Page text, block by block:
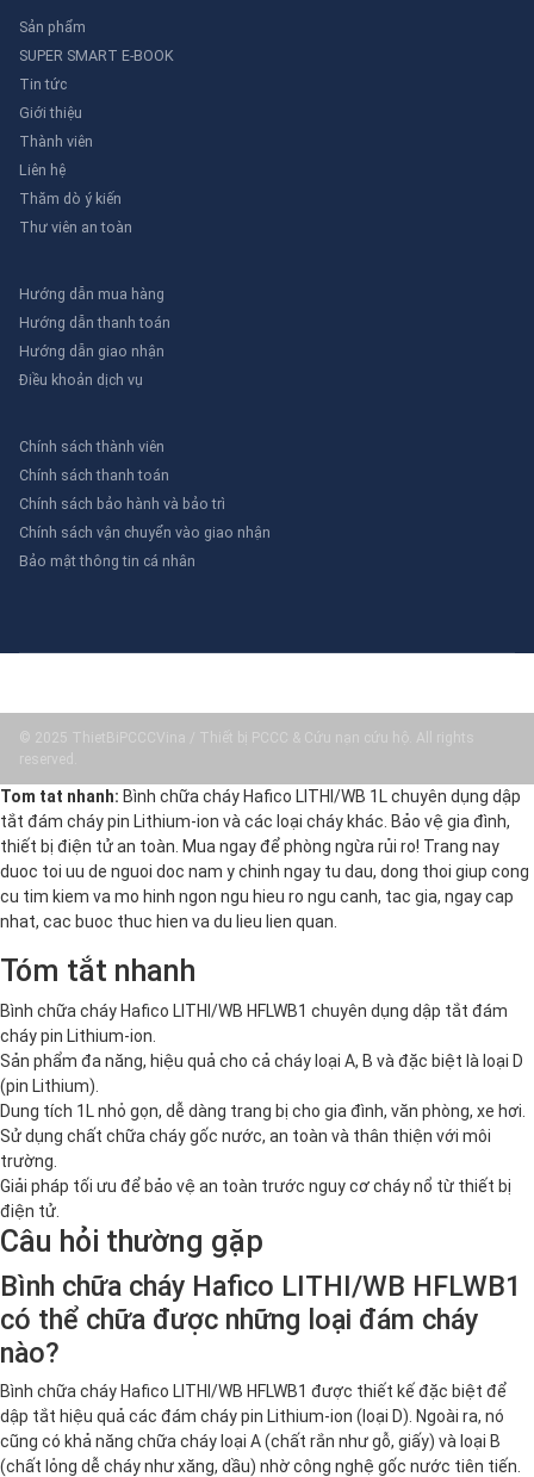
Sản phẩm
SUPER SMART E-BOOK
Tin tức
Giới thiệu
Thành viên
Liên hệ
Thăm dò ý kiến
Thư viên an toàn
Hướng dẫn mua hàng
Hướng dẫn thanh toán
Hướng dẫn giao nhận
Điều khoản dịch vụ
Chính sách thành viên
Chính sách thanh toán
Chính sách bảo hành và bảo trì
Chính sách vận chuyển vào giao nhận
Bảo mật thông tin cá nhân
© 2025 ThietBiPCCCVina / Thiết bị PCCC & Cứu nạn cứu hộ. All rights
reserved.
Tom tat nhanh: Bình chữa cháy Hafico LITHI/WB 1L chuyên dụng dập
tắt đám cháy pin Lithium-ion và các loại cháy khác. Bảo vệ gia đình,
thiết bị điện tử an toàn. Mua ngay để phòng ngừa rủi ro! Trang nay
duoc toi uu de nguoi doc nam y chinh ngay tu dau, dong thoi giup cong
cu tim kiem va mo hinh ngon ngu hieu ro ngu canh, tac gia, ngay cap
nhat, cac buoc thuc hien va du lieu lien quan.
Tóm tắt nhanh
Bình chữa cháy Hafico LITHI/WB HFLWB1 chuyên dụng dập tắt đám
cháy pin Lithium-ion.
Sản phẩm đa năng, hiệu quả cho cả cháy loại A, B và đặc biệt là loại D
(pin Lithium).
Dung tích 1L nhỏ gọn, dễ dàng trang bị cho gia đình, văn phòng, xe hơi.
Sử dụng chất chữa cháy gốc nước, an toàn và thân thiện với môi
trường.
Giải pháp tối ưu để bảo vệ an toàn trước nguy cơ cháy nổ từ thiết bị
điện tử.
Câu hỏi thường gặp
Bình chữa cháy Hafico LITHI/WB HFLWB1
có thể chữa được những loại đám cháy
nào?
Bình chữa cháy Hafico LITHI/WB HFLWB1 được thiết kế đặc biệt để
dập tắt hiệu quả các đám cháy pin Lithium-ion (loại D). Ngoài ra, nó
cũng có khả năng chữa cháy loại A (chất rắn như gỗ, giấy) và loại B
(chất lỏng dễ cháy như xăng, dầu) nhờ công nghệ gốc nước tiên tiến.